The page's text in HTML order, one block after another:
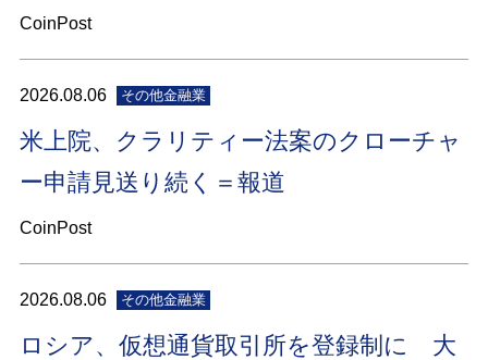
CoinPost
2026.08.06 その他金融業
米上院、クラリティー法案のクローチャ
ー申請見送り続く＝報道
CoinPost
2026.08.06 その他金融業
ロシア、仮想通貨取引所を登録制に 大